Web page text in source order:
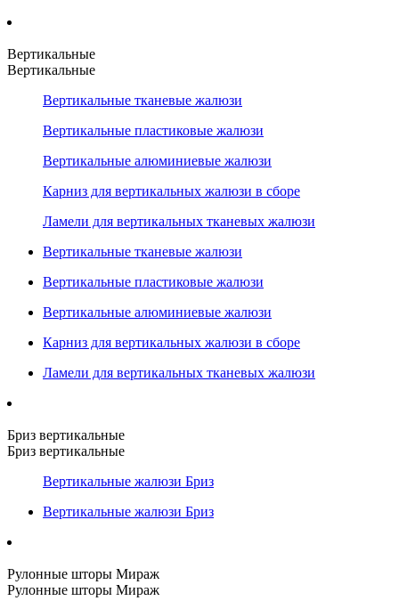
Вертикальные
Вертикальные
Вертикальные тканевые жалюзи
Вертикальные пластиковые жалюзи
Вертикальные алюминиевые жалюзи
Карниз для вертикальных жалюзи в сборе
Ламели для вертикальных тканевых жалюзи
Вертикальные тканевые жалюзи
Вертикальные пластиковые жалюзи
Вертикальные алюминиевые жалюзи
Карниз для вертикальных жалюзи в сборе
Ламели для вертикальных тканевых жалюзи
Бриз вертикальные
Бриз вертикальные
Вертикальные жалюзи Бриз
Вертикальные жалюзи Бриз
Рулонные шторы Мираж
Рулонные шторы Мираж